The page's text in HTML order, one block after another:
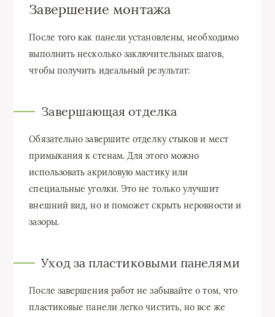
Завершение монтажа
После того как панели установлены, необходимо
выполнить несколько заключительных шагов,
чтобы получить идеальный результат:
Завершающая отделка
Обязательно завершите отделку стыков и мест
примыкания к стенам. Для этого можно
использовать акриловую мастику или
специальные уголки. Это не только улучшит
внешний вид, но и поможет скрыть неровности и
зазоры.
Уход за пластиковыми панелями
После завершения работ не забывайте о том, что
пластиковые панели легко чистить, но все же